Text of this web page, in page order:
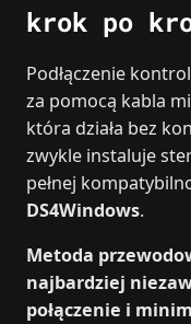
krok po
Podłączenie
za pomocą kabla
która działa bez
zwykle instaluje
pełnej
DS4Windows.
Metoda
najbardziej
połączenie i